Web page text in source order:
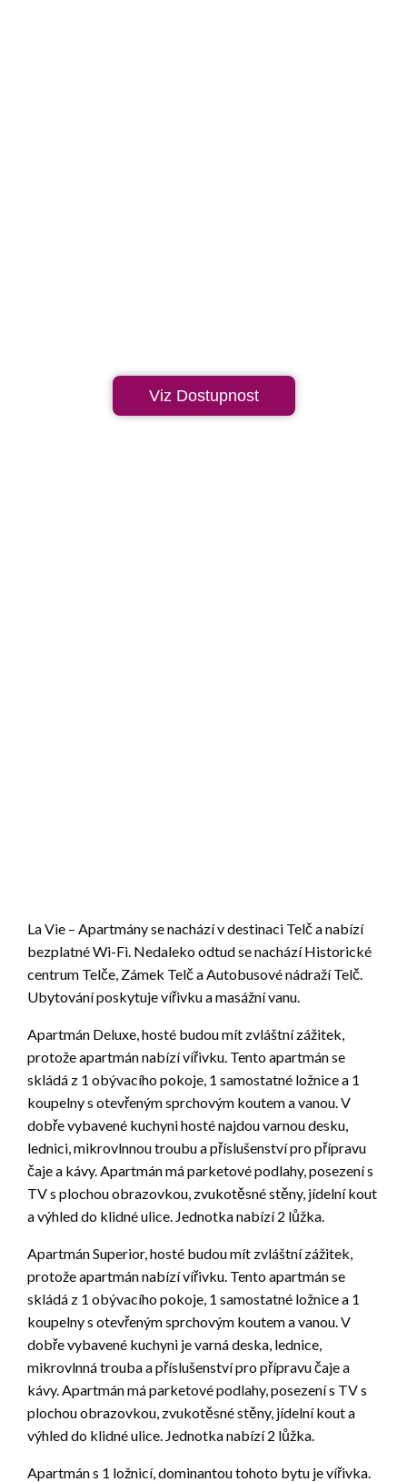
Viz Dostupnost
La Vie – Apartmány se nachází v destinaci Telč a nabízí
bezplatné Wi-Fi. Nedaleko odtud se nachází Historické
centrum Telče, Zámek Telč a Autobusové nádraží Telč.
Ubytování poskytuje vířivku a masážní vanu.
Apartmán Deluxe, hosté budou mít zvláštní zážitek,
protože apartmán nabízí vířivku. Tento apartmán se
skládá z 1 obývacího pokoje, 1 samostatné ložnice a 1
koupelny s otevřeným sprchovým koutem a vanou. V
dobře vybavené kuchyni hosté najdou varnou desku,
lednici, mikrovlnnou troubu a příslušenství pro přípravu
čaje a kávy. Apartmán má parketové podlahy, posezení s
TV s plochou obrazovkou, zvukotěsné stěny, jídelní kout
a výhled do klidné ulice. Jednotka nabízí 2 lůžka.
Apartmán Superior, hosté budou mít zvláštní zážitek,
protože apartmán nabízí vířivku. Tento apartmán se
skládá z 1 obývacího pokoje, 1 samostatné ložnice a 1
koupelny s otevřeným sprchovým koutem a vanou. V
dobře vybavené kuchyni je varná deska, lednice,
mikrovlnná trouba a příslušenství pro přípravu čaje a
kávy. Apartmán má parketové podlahy, posezení s TV s
plochou obrazovkou, zvukotěsné stěny, jídelní kout a
výhled do klidné ulice. Jednotka nabízí 2 lůžka.
Apartmán s 1 ložnicí, dominantou tohoto bytu je vířivka.